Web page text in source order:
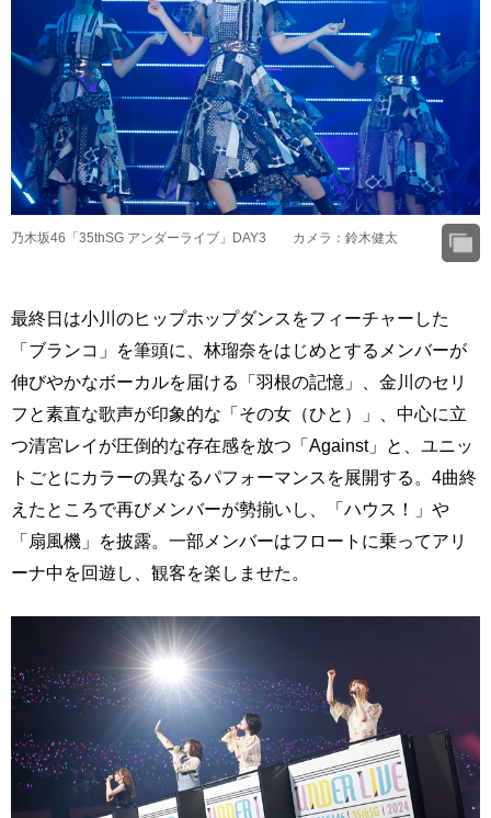
乃木坂46「35thSG アンダーライブ」DAY3 カメラ：鈴木健太
最終日は小川のヒップホップダンスをフィーチャーした
「ブランコ」を筆頭に、林瑠奈をはじめとするメンバーが
伸びやかなボーカルを届ける「羽根の記憶」、金川のセリ
フと素直な歌声が印象的な「その女（ひと）」、中心に立
つ清宮レイが圧倒的な存在感を放つ「Against」と、ユニッ
トごとにカラーの異なるパフォーマンスを展開する。4曲終
えたところで再びメンバーが勢揃いし、「ハウス！」や
「扇風機」を披露。一部メンバーはフロートに乗ってアリ
ーナ中を回遊し、観客を楽しませた。